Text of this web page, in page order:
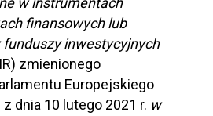
finansowych lub
inwestycyjnych
zmienionego
Europejskiego
dnia 10 lutego 2021 r. w